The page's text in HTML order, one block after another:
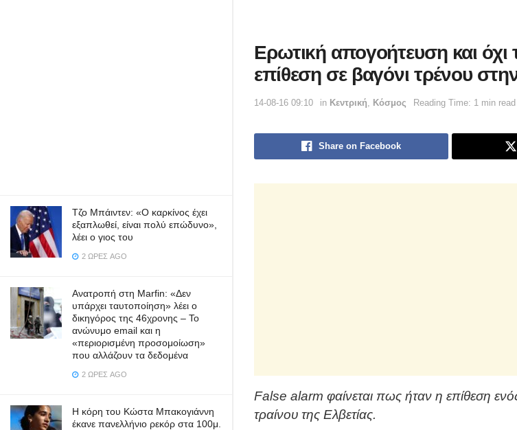
Τζο Μπάιντεν: «Ο καρκίνος έχει
εξαπλωθεί, είναι πολύ επώδυνο»,
λέει ο γιος του
2 ΏΡΕΣ AGO
Ανατροπή στη Marfin: «Δεν
υπάρχει ταυτοποίηση» λέει ο
δικηγόρος της 46χρονης – Το
ανώνυμο email και η
«περιορισμένη προσομοίωση»
που αλλάζουν τα δεδομένα
2 ΏΡΕΣ AGO
Η κόρη του Κώστα Μπακογιάννη
έκανε πανελλήνιο ρεκόρ στα 100μ.
Ερωτική απογοήτευση και όχι
επίθεση σε βαγόνι τρένου
14-08-16 09:10 in Κεντρική, Κόσμος Reading Time: 1 min read
Share on Facebook
False alarm φαίνεται πως ήταν η επίθεση
τραίνου της Ελβετίας.